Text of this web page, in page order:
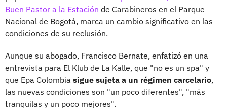
Buen Pastor a la Estación de Carabineros en el Parque
Nacional de Bogotá, marca un cambio significativo en las
condiciones de su reclusión.
Aunque su abogado, Francisco Bernate, enfatizó en una
entrevista para El Klub de La Kalle, que "no es un spa" y
que Epa Colombia sigue sujeta a un régimen carcelario,
las nuevas condiciones son "un poco diferentes", "más
tranquilas y un poco mejores".